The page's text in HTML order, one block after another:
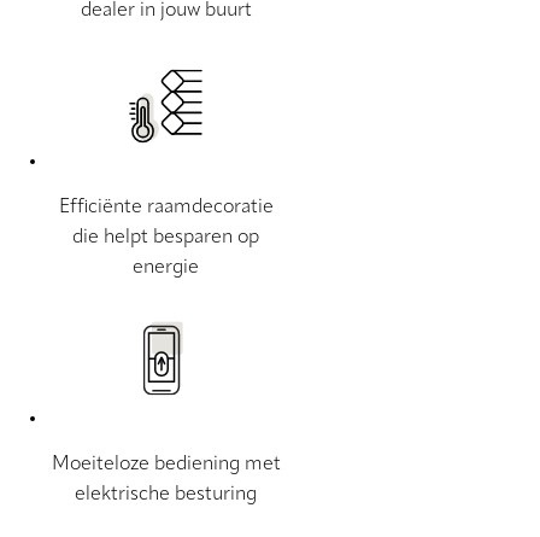
dealer in jouw buurt
Efficiënte raamdecoratie
die helpt besparen op
energie
Moeiteloze bediening met
elektrische besturing